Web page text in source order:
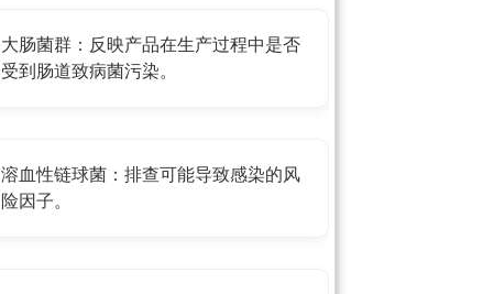
大肠菌群：反映产品在生产过程中是否
受到肠道致病菌污染。
溶血性链球菌：排查可能导致感染的风
险因子。